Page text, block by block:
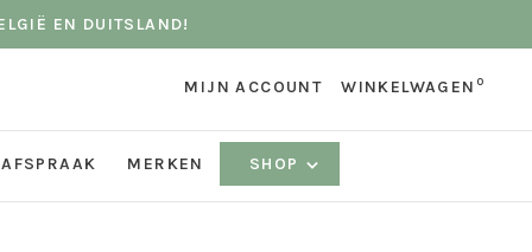
EN DUITSLAND!
MIJN ACCOUNT WINKELWAGEN 0
MERKEN SHOP